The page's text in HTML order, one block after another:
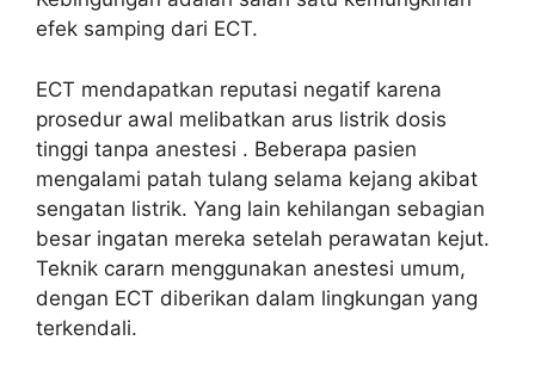
efek samping dari ECT.
ECT mendapatkan reputasi negatif karena
prosedur awal melibatkan arus listrik dosis
tinggi tanpa anestesi . Beberapa pasien
mengalami patah tulang selama kejang akibat
sengatan listrik. Yang lain kehilangan sebagian
besar ingatan mereka setelah perawatan kejut.
Teknik cararn menggunakan anestesi umum,
dengan ECT diberikan dalam lingkungan yang
terkendali.